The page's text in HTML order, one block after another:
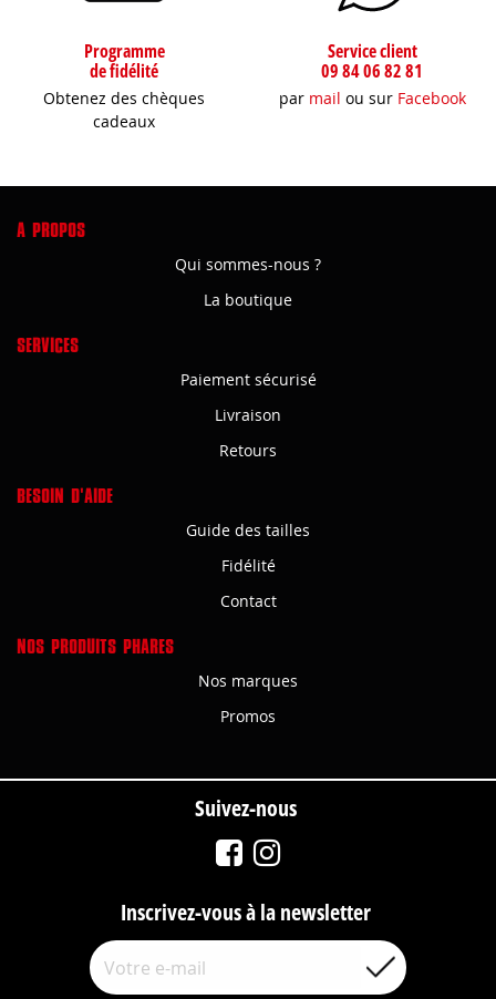
Programme
de fidélité
Obtenez des chèques
cadeaux
Service client
09 84 06 82 81
par mail ou sur Facebook
A PROPOS
Qui sommes-nous ?
La boutique
SERVICES
Paiement sécurisé
Livraison
Retours
BESOIN D'AIDE
Guide des tailles
Fidélité
Contact
NOS PRODUITS PHARES
Nos marques
Promos
Suivez-nous
Inscrivez-vous à la newsletter